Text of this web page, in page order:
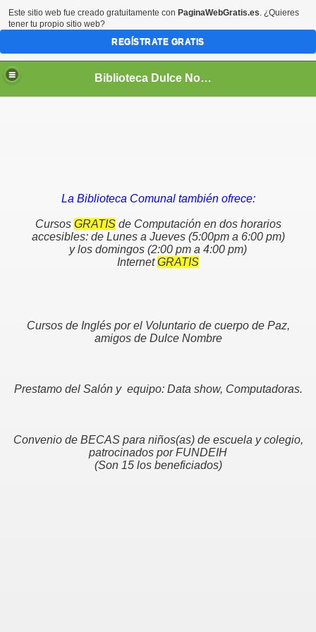
Biblioteca Dulce Nombre de María
La Biblioteca Comunal también ofrece:
Cursos GRATISde Computación en dos horarios
accesibles: de Lunes a Jueves (5:00pm a 6:00 pm)
y los domingos (2:00 pm a 4:00 pm)
InternetGRATIS
Cursos de Inglés por el Voluntario de cuerpo de Paz,
amigos de Dulce Nombre
Prestamo del Salón y equipo: Data show, Computadoras.
Convenio de BECAS para niños(as) de escuela y colegio,
patrocinados por FUNDEIH
(Son 15 los beneficiados)
Este sitio web fue creado gratuitamente con PaginaWebGratis.es. ¿Quieres
tener tu propio sitio web?
REGÍSTRATE GRATIS